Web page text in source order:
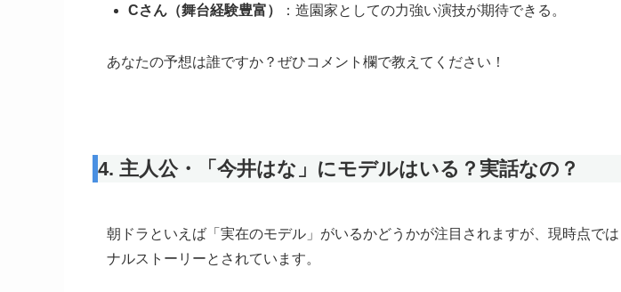
Cさん（舞台経験豊富）
：造園家としての力強い演技が期待できる。
あなたの予想は誰ですか？ぜひコメント欄で教えてください！
4. 主人公・「今井はな」にモデルはいる？実話なの？
朝ドラといえば「実在のモデル」がいるかどうかが注目されますが、現時点で
ナルストーリーとされています。